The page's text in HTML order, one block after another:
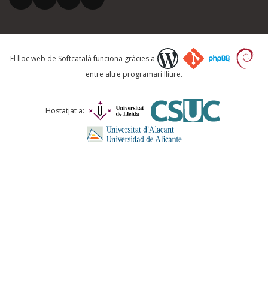
Què proposeu?
Comentari *
El lloc web de Softcatalà funciona gràcies a
entre altre programari lliure.
Hostatjat a: